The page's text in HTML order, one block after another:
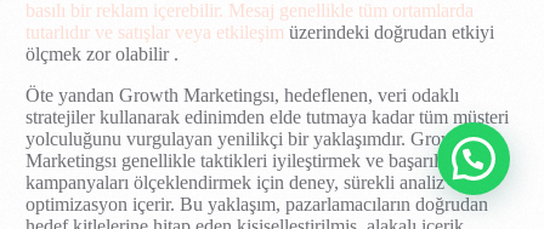
basılı bir reklam içerebilir. Mesaj genellikle tüm ortamlarda
tutarlıdır ve satışlar veya etkileşim üzerindeki doğrudan etkiyi
ölçmek zor olabilir .
Öte yandan Growth Marketingsı, hedeflenen, veri odaklı
stratejiler kullanarak edinimden elde tutmaya kadar tüm müşteri
yolculuğunu vurgulayan yenilikçi bir yaklaşımdır. Growth
Marketingsı genellikle taktikleri iyileştirmek ve başarılı
kampanyaları ölçeklendirmek için deney, sürekli analiz ve
optimizasyon içerir. Bu yaklaşım, pazarlamacıların doğrudan
İletişim